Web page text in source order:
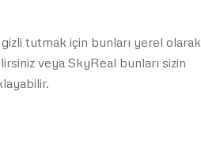
gizli tutmak için bunları yerel olarak
veya SkyReal bunları sizin